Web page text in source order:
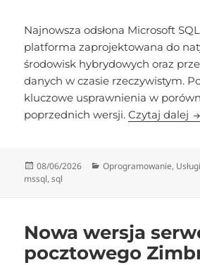
Najnowsza odsłona Microsoft
platforma zaprojektowana do
środowisk hybrydowych oraz
danych w czasie rzeczywistym.
kluczowe usprawnienia w
poprzednich wersji.Czytaj dalej
Data
publikacji
08/06/2026 Kategorie
Oprogramowanie, Usługi
mssql,sql
Nowa wersja
pocztowego